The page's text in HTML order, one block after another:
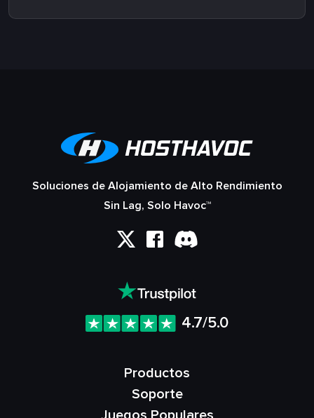
Soluciones de Alojamiento de Alto Rendimiento
Sin Lag, Solo Havoc™
4.7/5.0
Productos
Soporte